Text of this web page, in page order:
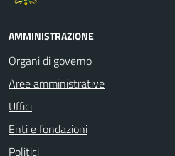
AMMINISTRAZIONE
Organi di governo
Aree amministrative
Uffici
Enti e fondazioni
Politici